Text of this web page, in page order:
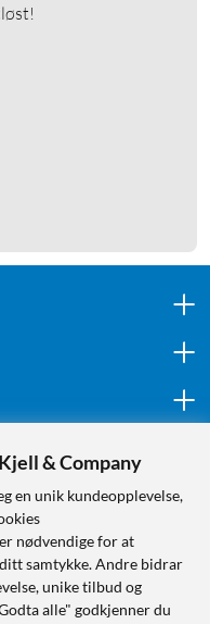
& Company
en unik kundeopplevelse,
nødvendige for at
samtykke. Andre bidrar
unike tilbud og
alle" godkjenner du